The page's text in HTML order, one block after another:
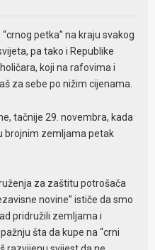
petka” na kraju svakog
pa tako i Republike
koji na rafovima i
za sebe po nižim cijenama.
tačnije 29. novembra, kada
brojnim zemljama petak
za zaštitu potrošača
novine” ističe da smo
pridružili zemljama i
šta da kupe na “crni